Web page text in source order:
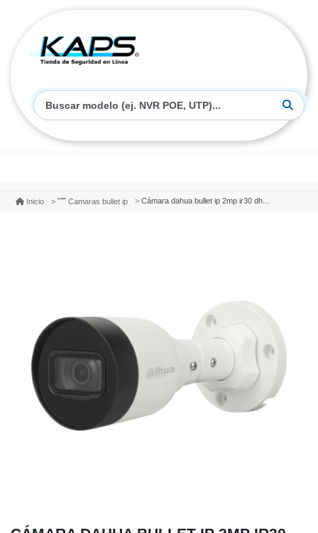
Inicio Camaras bullet ip Cámara dahua bullet ip 2mp ir30 dh-ipc-hfw1230s1-s5